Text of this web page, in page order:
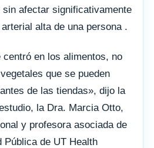
afectar significativamente
alta de una persona .
en los alimentos, no
que se pueden
de las tiendas», dijo la
la Dra. Marcia Otto,
y profesora asociada de
Pública de UT Health